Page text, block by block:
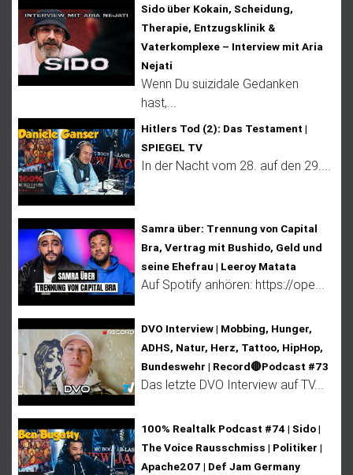
Sido über Kokain, Scheidung,
Therapie, Entzugsklinik &
Vaterkomplexe – Interview mit Aria
Nejati
Wenn Du suizidale Gedanken
hast,...
Hitlers Tod (2): Das Testament |
SPIEGEL TV
In der Nacht vom 28. auf den 29....
Samra über: Trennung von Capital
Bra, Vertrag mit Bushido, Geld und
seine Ehefrau | Leeroy Matata
Auf Spotify anhören: https://ope...
DVO Interview | Mobbing, Hunger,
ADHS, Natur, Herz, Tattoo, HipHop,
Bundeswehr | Record🔴Podcast #73
Das letzte DVO Interview auf TV...
100% Realtalk Podcast #74 | Sido |
The Voice Rausschmiss | Politiker |
Apache207 | Def Jam Germany